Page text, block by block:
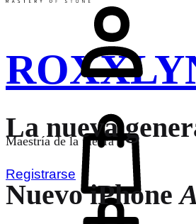
Maestría de la piedra
Registrarse
La nueva
Nuevo iPhone